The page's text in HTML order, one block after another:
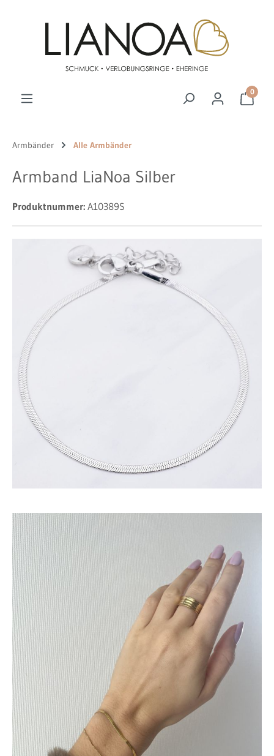
0
Armbänder Alle Armbänder
Armband LiaNoa Silber
Produktnummer: A10389S